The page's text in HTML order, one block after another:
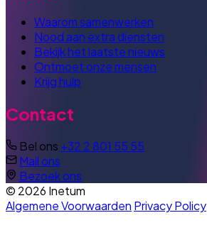
Waarom samenwerken
Nood aan extra diensten
Bekijk het laatste nieuws
Ontmoet onze mensen
Krijg hulp
Contact
Bel ons +32 2 801 55 55
Mail ons
Bezoek ons
© 2026 Inetum
Algemene Voorwaarden Privacy Policy